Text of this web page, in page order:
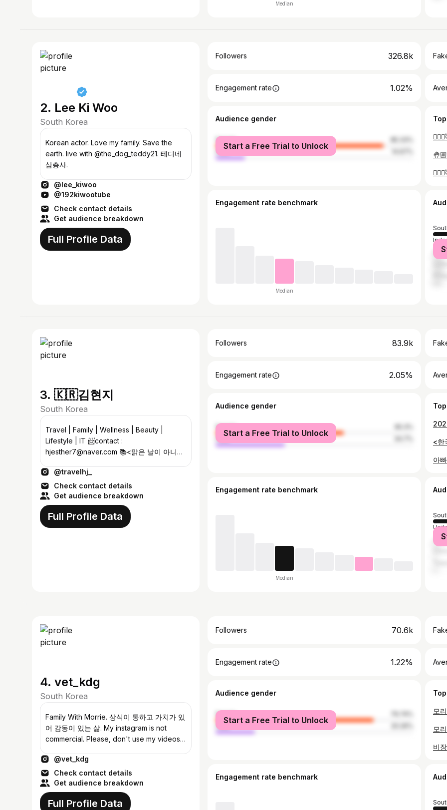
Median
2. Lee Ki Woo
South Korea
Korean actor. Love my family. Save the
earth. live with @the_dog_teddy21. 테디네
삼총사.
@lee_kiwoo
@192kiwootube
Check contact details
Get audience breakdown
Full Profile Data
Followers 326.8k
Engagement rate 1.02%
Audience gender
female
male
Start a Free Trial to Unlock
Engagement rate benchmark
Median
3. 🇰🇷김현지
South Korea
Travel | Family | Wellness | Beauty |
Lifestyle | IT 📨contact :
hjesther7@naver.com 📚<맑은 날이 아니어
@travelhj_
Check contact details
Get audience breakdown
Full Profile Data
Followers 83.9k
Engagement rate 2.05%
Audience gender
female
male
Start a Free Trial to Unlock
Engagement rate benchmark
Median
4. vet_kdg
South Korea
Family With Morrie. 상식이 통하고 가치가 있
어 감동이 있는 삶. My instagram is not
commercial. Please, don't use my videos
@vet_kdg
Check contact details
Get audience breakdown
Full Profile Data
Followers 70.6k
Engagement rate 1.22%
Audience gender
female
male
Start a Free Trial to Unlock
Engagement rate benchmark